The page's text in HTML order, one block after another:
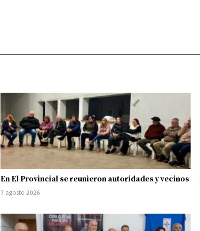
En El Provincial se reunieron autoridades y vecinos
7 agosto 2026